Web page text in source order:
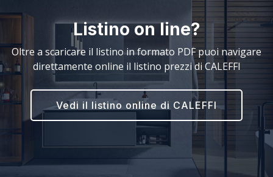
Listino on line?
Oltre a scaricare il listino in formato PDF puoi navigare
direttamente online il listino prezzi di CALEFFI
Vedi il listino online di CALEFFI